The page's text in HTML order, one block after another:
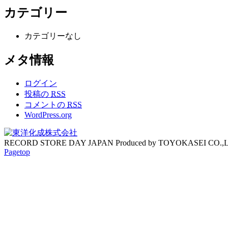
カテゴリー
カテゴリーなし
メタ情報
ログイン
投稿の RSS
コメントの RSS
WordPress.org
RECORD STORE DAY JAPAN Produced by TOYOKASEI
Pagetop